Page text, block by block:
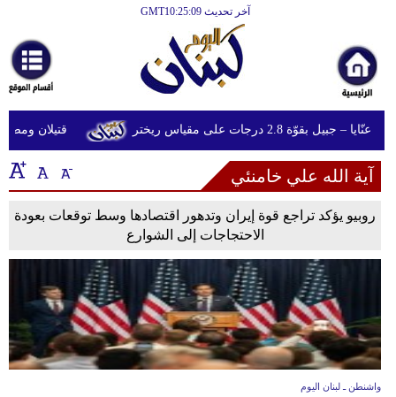
آخر تحديث GMT10:25:09
أخبارعاجلة
رياضة
ثقافة
إقتصاد
فن
صحة
وتغذية
قتيلان ومصابون جراء 14 غارة بقوّة 2.8 درجات على مقياس ريختر
آية الله علي خامنئي
روبيو يؤكد تراجع قوة إيران وتدهور اقتصادها وسط توقعات بعودة
الاحتجاجات إلى الشوارع
واشنطن ـ لبنان اليوم